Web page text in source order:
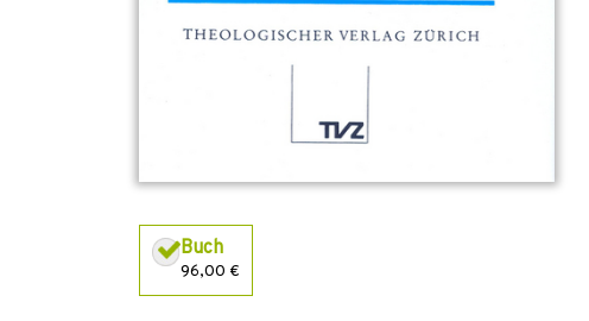
Buch
96,00 €